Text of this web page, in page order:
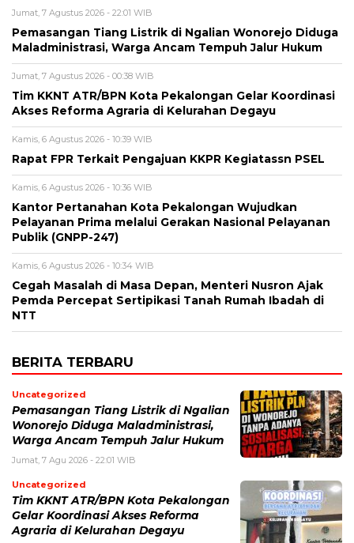
Jumat, 7 Agustus 2026 - 22:01 WIB
Pemasangan Tiang Listrik di Ngalian Wonorejo Diduga
Maladministrasi, Warga Ancam Tempuh Jalur Hukum
Jumat, 7 Agustus 2026 - 00:38 WIB
Tim KKNT ATR/BPN Kota Pekalongan Gelar Koordinasi
Akses Reforma Agraria di Kelurahan Degayu
Kamis, 6 Agustus 2026 - 10:39 WIB
Rapat FPR Terkait Pengajuan KKPR Kegiatassn PSEL
Kamis, 6 Agustus 2026 - 10:36 WIB
Kantor Pertanahan Kota Pekalongan Wujudkan
Pelayanan Prima melalui Gerakan Nasional Pelayanan
Publik (GNPP-247)
Kamis, 6 Agustus 2026 - 10:34 WIB
Cegah Masalah di Masa Depan, Menteri Nusron Ajak
Pemda Percepat Sertipikasi Tanah Rumah Ibadah di
NTT
BERITA TERBARU
Uncategorized
Pemasangan Tiang Listrik di Ngalian
Wonorejo Diduga Maladministrasi,
Warga Ancam Tempuh Jalur Hukum
Jumat, 7 Agu 2026 - 22:01 WIB
Uncategorized
Tim KKNT ATR/BPN Kota Pekalongan
Gelar Koordinasi Akses Reforma
Agraria di Kelurahan Degayu